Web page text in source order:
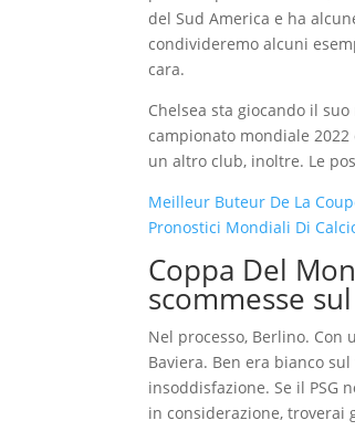
del Sud America e ha
condivideremo alcuni
cara.
Chelsea sta giocando il
campionato mondiale
un altro club, inoltre. Le
Meilleur Buteur De La
Pronostici Mondiali Di
Coppa Del
scommesse
Nel processo, Berlino.
Baviera. Ben era bianco
insoddisfazione. Se il PSG
in considerazione, troverai